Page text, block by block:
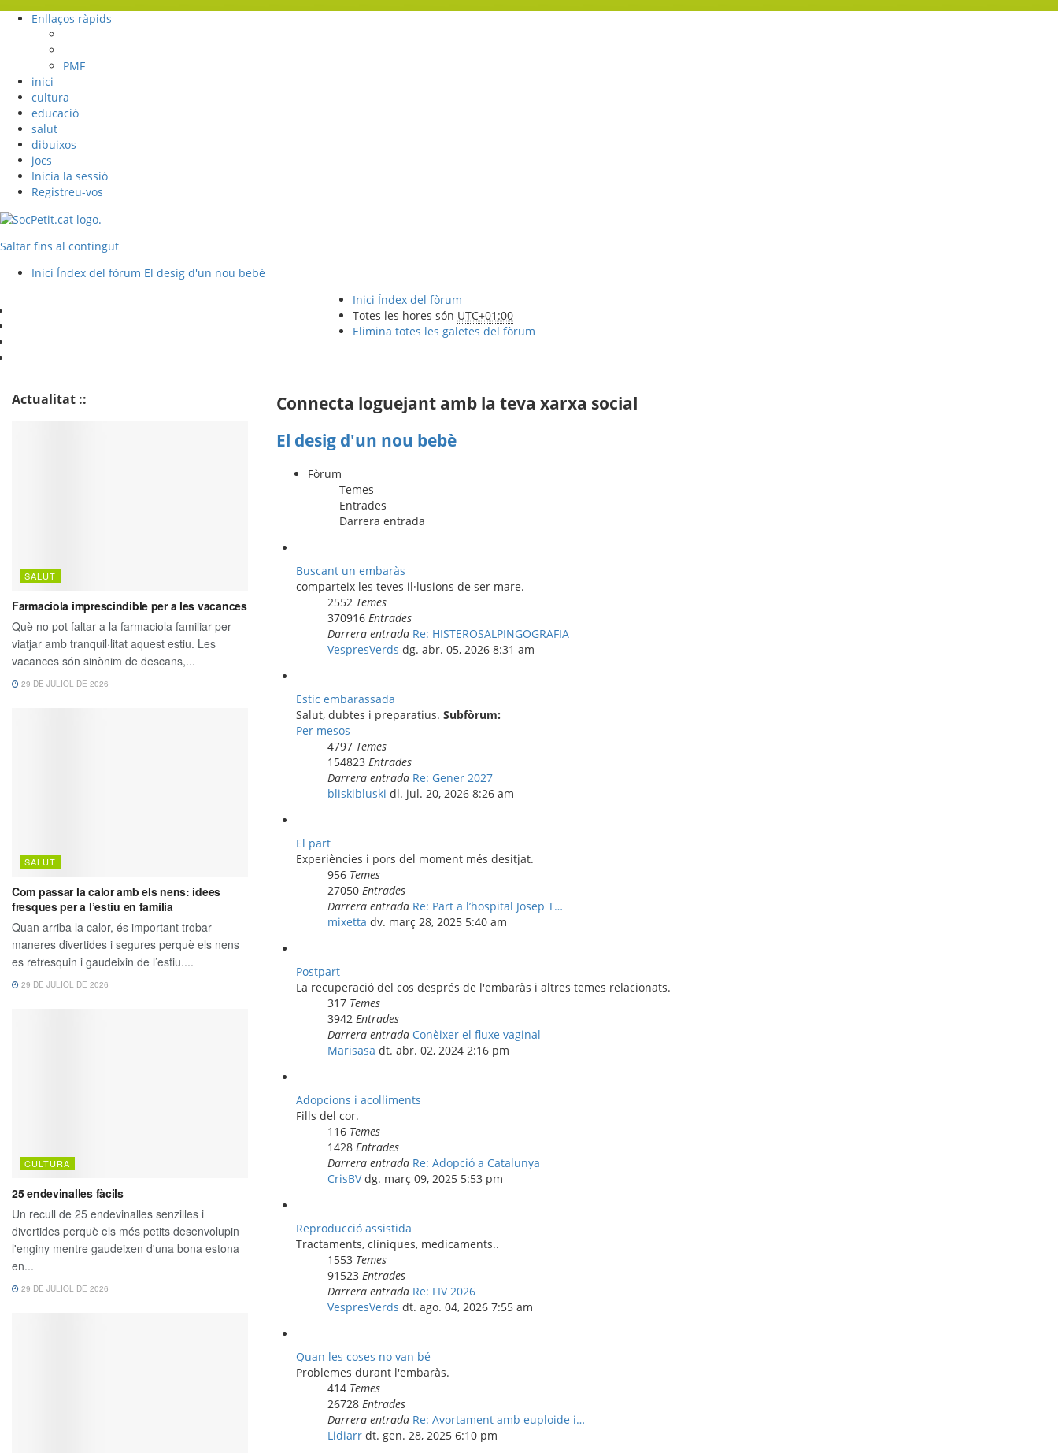
Enllaços ràpids
PMF
inici
cultura
educació
salut
dibuixos
jocs
Inicia la sessió
Registreu-vos
Saltar fins al contingut
Inici Índex del fòrum El desig d'un nou bebè
Connecta loguejant amb la teva xarxa social
El desig d'un nou bebè
Fòrum
Temes
Entrades
Darrera entrada
Buscant un embaràs
comparteix les teves il·lusions de ser mare.
2552 Temes
370916 Entrades
Darrera entrada Re: HISTEROSALPINGOGRAFIA
VespresVerds dg. abr. 05, 2026 8:31 am
Estic embarassada
Salut, dubtes i preparatius. Subfòrum:
Per mesos
4797 Temes
154823 Entrades
Darrera entrada Re: Gener 2027
bliskibluski dl. jul. 20, 2026 8:26 am
El part
Experiències i pors del moment més desitjat.
956 Temes
27050 Entrades
Darrera entrada Re: Part a l’hospital Josep T…
mixetta dv. març 28, 2025 5:40 am
Postpart
La recuperació del cos després de l'embaràs i altres temes relacionats.
317 Temes
3942 Entrades
Darrera entrada Conèixer el fluxe vaginal
Marisasa dt. abr. 02, 2024 2:16 pm
Adopcions i acolliments
Fills del cor.
116 Temes
1428 Entrades
Darrera entrada Re: Adopció a Catalunya
CrisBV dg. març 09, 2025 5:53 pm
Reproducció assistida
Tractaments, clíniques, medicaments..
1553 Temes
91523 Entrades
Darrera entrada Re: FIV 2026
VespresVerds dt. ago. 04, 2026 7:55 am
Quan les coses no van bé
Problemes durant l'embaràs.
414 Temes
26728 Entrades
Darrera entrada Re: Avortament amb euploide i…
Lidiarr dt. gen. 28, 2025 6:10 pm
Actualitat ::
Inici Índex del fòrum
Totes les hores són UTC+01:00
Elimina totes les galetes del fòrum